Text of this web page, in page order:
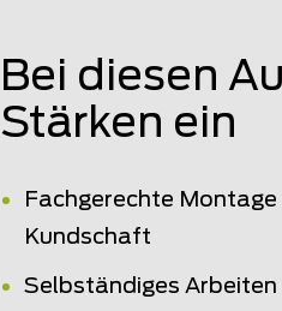
Bei diesen
Stärken ein
Fachgerechte
Kundschaft
Selbständiges Arbeiten